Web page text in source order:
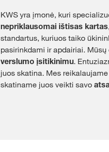
KWS yra įmonė, kuri
nepriklausomai ištisas kartas
standartus, kuriuos taiko
pasirinkdami ir apdairiai.
verslumo įsitikinimu.
juos skatina. Mes
skatiname juos veikti savo